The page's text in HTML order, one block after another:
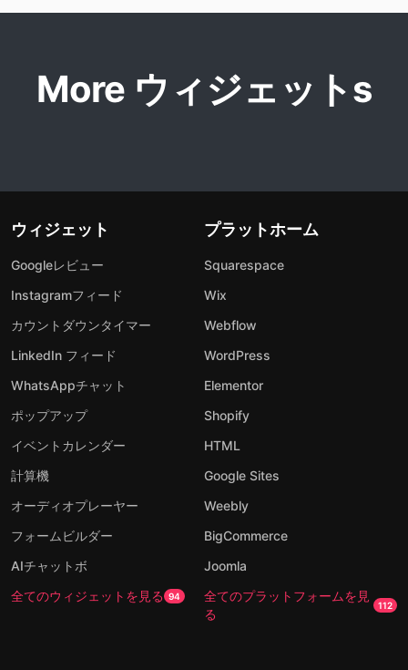
More ウィジェットs
ウィジェット
Googleレビュー
Instagramフィード
カウントダウンタイマー
LinkedIn フィード
WhatsAppチャット
ポップアップ
イベントカレンダー
計算機
オーディオプレーヤー
フォームビルダー
AIチャットボ
全てのウィジェットを見る 94
プラットホーム
Squarespace
Wix
Webflow
WordPress
Elementor
Shopify
HTML
Google Sites
Weebly
BigCommerce
Joomla
全てのプラットフォームを見
る
112